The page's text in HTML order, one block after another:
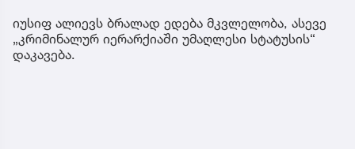
იუსიფ ალიევს ბრალად ედება მკვლელობა, ასევე
„კრიმინალურ იერარქიაში უმაღლესი სტატუსის“
დაკავება.